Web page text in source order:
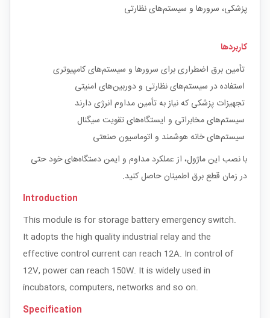
پزشکی، سرورها و سیستم‌های نظارتی
کاربردها
تأمین برق اضطراری برای سرورها و سیستم‌های کامپیوتری
استفاده در سیستم‌های نظارتی و دوربین‌های امنیتی
تجهیزات پزشکی که نیاز به تأمین مداوم انرژی دارند
سیستم‌های مخابراتی و ایستگاه‌های تقویت سیگنال
سیستم‌های خانه هوشمند و اتوماسیون صنعتی
با نصب این ماژول، از عملکرد مداوم و ایمن دستگاه‌های خود حتی
در زمان قطع برق اطمینان حاصل کنید.
Introduction
This module is for storage battery emergency switch.
It adopts the high quality industrial relay and the
effective control current can reach 12A. In control of
12V, power can reach 150W. It is widely used in
incubators, computers, networks and so on.
Specification